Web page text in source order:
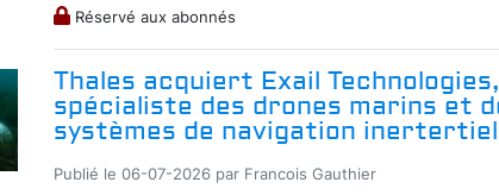
Réservé aux abonnés
Thales acquiert Exail Technologies,
spécialiste des drones marins et
systèmes de navigation
Publié le 06-07-2026 par Francois Gauthier